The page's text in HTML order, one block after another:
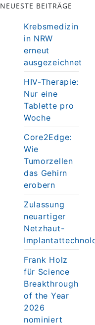
NEUESTE BEITRÄGE
Krebsmedizin
in NRW
erneut
ausgezeichnet
HIV-Therapie:
Nur eine
Tablette pro
Woche
Core2Edge:
Wie
Tumorzellen
das Gehirn
erobern
Zulassung
neuartiger
Netzhaut-
Frank Holz
für Science
Breakthrough
of the Year
2026
nominiert